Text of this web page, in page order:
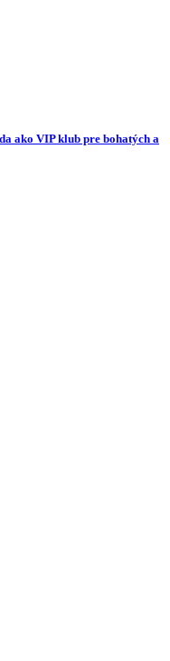
ako VIP klub pre bohatých a